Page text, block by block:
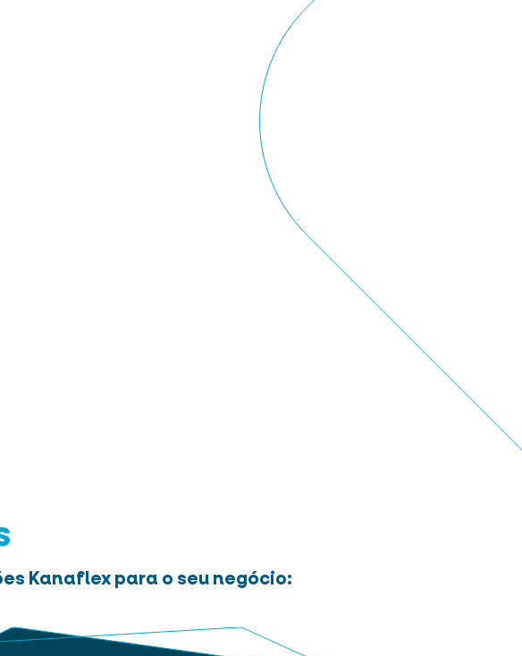
Kanaflex para o seu negócio: